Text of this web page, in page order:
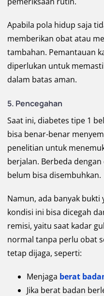
Apabila pola hidup saja
memberikan obat atau
tambahan. Pemantauan
diperlukan untuk
dalam batas aman.
5. Pencegahan
Saat ini, diabetes tipe 1
bisa benar-benar
penelitian untuk
berjalan. Berbeda
belum bisa disembuhkan.
Namun, ada banyak bukti
kondisi ini bisa dicegah
remisi, yaitu saat kadar
normal tanpa perlu obat
tetap dijaga, seperti:
Menjaga berat
Jika berat badan